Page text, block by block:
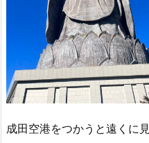
成田空港をつかうと遠くに